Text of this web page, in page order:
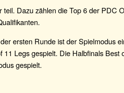
Dazu zählen die Top 6 der PDC
ersten Runde ist der Spielmodus
Legs gespielt. Die Halbfinals Best
gespielt.